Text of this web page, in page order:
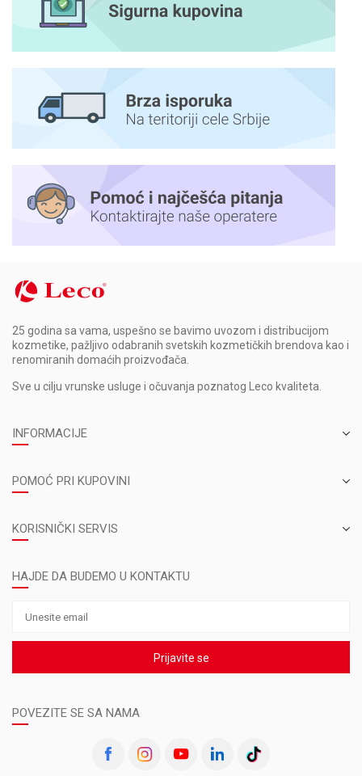
25 godina sa vama, uspešno se bavimo uvozom i distribucijom
kozmetike, pažljivo odabranih svetskih kozmetičkih brendova kao i
renomiranih domaćih proizvođača.
Sve u cilju vrunske usluge i očuvanja poznatog Leco kvaliteta.
INFORMACIJE
POMOĆ PRI KUPOVINI
KORISNIČKI SERVIS
HAJDE DA BUDEMO U KONTAKTU
Prijavite se
POVEZITE SE SA NAMA